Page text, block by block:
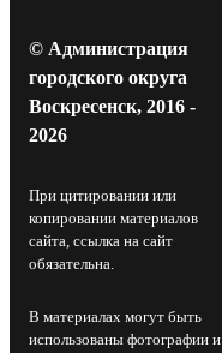
© Администрация
городского округа
Воскресенск, 2016 -
2026
При цитировании или
копировании материалов
сайта, ссылка на сайт
обязательна.
В материалах могут быть
использованы фотографии и